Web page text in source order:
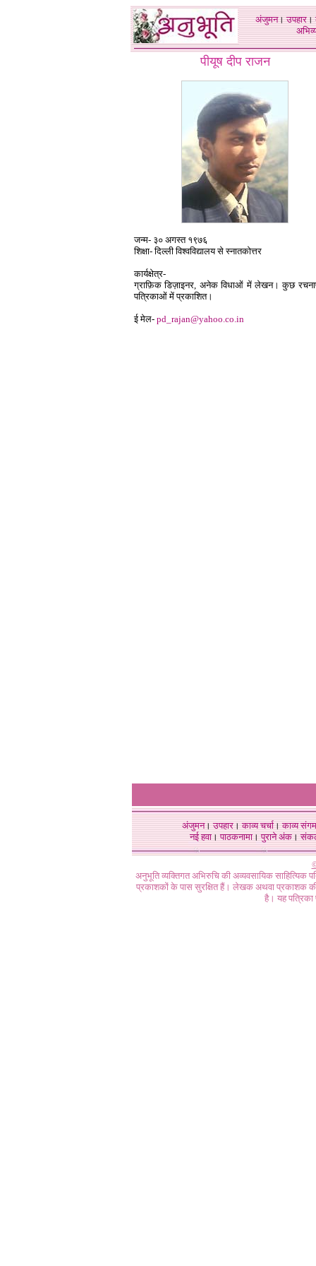
अंजुमन।उपहार।
पीयूष दीप राजन
जन्म- ३० अगस्त १९७६
शिक्षा-दिल्ली विश्वविद्यालय से स्नातकोत्तर
कार्यक्षेत्र-
ग्राफ़िक डिज़ाइनर, अनेक विधाओं में लेखन। कुछ
पत्रिकाओं में प्रकाशित।
ई मेल- pd_rajan@yahoo.co.in
अंजुमन।उपहार।काव्य चर्चा।काव्य संगम
नई हवा। पाठकनामा। पुराने अंक।
अनुभूति व्यक्तिगत अभिरुचि की अव्यवसायिक
प्रकाशकों के पास सुरक्षित हैं। लेखक अथवा प्रकाशक की
है। यह पत्रिका